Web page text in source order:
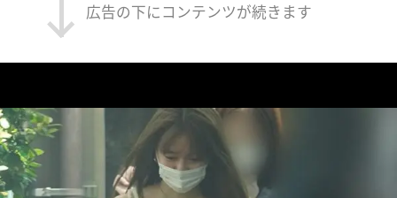
広告の下にコンテンツが続きます